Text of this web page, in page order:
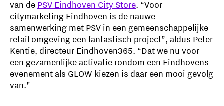
van de PSV Eindhoven City Store. “Voor
citymarketing Eindhoven is de nauwe
samenwerking met PSV in een gemeenschappelijke
retail omgeving een fantastisch project”, aldus Peter
Kentie, directeur Eindhoven365. “Dat we nu voor
een gezamenlijke activatie rondom een Eindhovens
evenement als GLOW kiezen is daar een mooi gevolg
van."